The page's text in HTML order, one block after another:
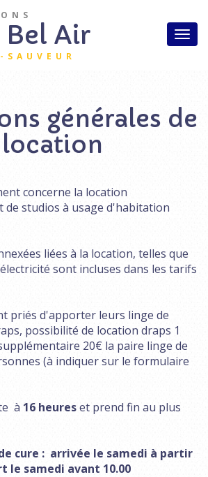
Accueil
Studios
Aux alentours
Tarifs
Contact
Air
générales de
location
concerne la location
de studios à usage d'habitation
liées à la location, telles que
sont incluses dans les tarifs
priés d'apporter leurs linge de
possibilité de location draps 1
20€ la paire linge de
(à indiquer sur le formulaire
à 16 heureset prend fin au plus
cure : arrivée le samedi à partir
le samedi avant 10.00